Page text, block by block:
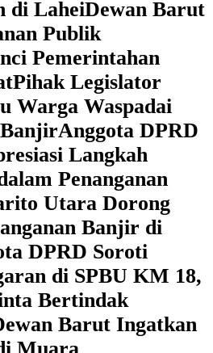
di LaheiDewan Barut
Publik
Pemerintahan
Pihak Legislator
Warga Waspadai
Anggota DPRD
Langkah
Penanganan
Utara Dorong
Banjir di
DPRD Soroti
di SPBU KM 18,
Bertindak
Barut Ingatkan